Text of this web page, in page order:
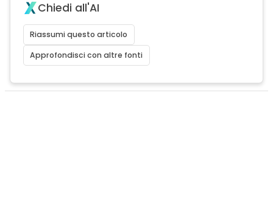
Chiedi all'AI
Riassumi questo articolo
Approfondisci con altre fonti